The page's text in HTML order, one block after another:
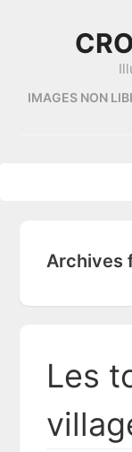
IMAGES NON
Archives
Les